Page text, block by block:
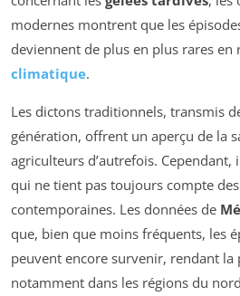
modernes montrent que les
deviennent de plus en plus rares en
climatique.
Les dictons traditionnels, transmis
génération, offrent un aperçu de la
agriculteurs d’autrefois.
qui ne tient pas toujours compte
contemporaines. Les données de
que, bien que moins fréquents, les
peuvent encore survenir, rendant la
notamment dans les régions du